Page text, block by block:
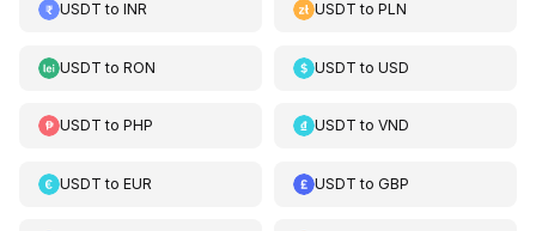
USDT to INR USDT toPLN
USDT to RON USDT toUSD
USDT to PHP USDT toVND
USDT to EUR USDT toGBP